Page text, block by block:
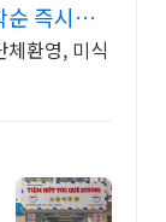
순 즉시할
환영, 미식